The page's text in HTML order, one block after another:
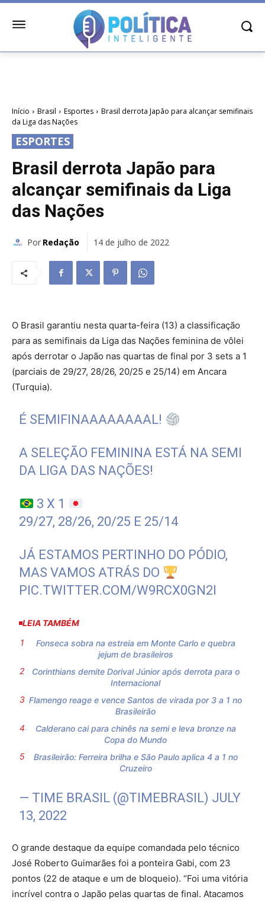
Início Brasil Esportes
Brasil derrota Japão para alcançar semifinais
da Liga das Nações
ESPORTES
Brasil derrota Japão para
alcançar semifinais da Liga
das Nações
Por Redação 14 de julho de 2022
O Brasil garantiu nesta quarta-feira (13) a classificação
para as semifinais da Liga das Nações feminina de vôlei
após derrotar o Japão nas quartas de final por 3 sets a 1
(parciais de 29/27, 28/26, 20/25 e 25/14) em Ancara
(Turquia).
É SEMIFINAAAAAAAAL!
A SELEÇÃO FEMININA ESTÁ NA SEMI
DA LIGA DAS NAÇÕES!
3 X 1
29/27, 28/26, 20/25 E 25/14
JÁ ESTAMOS PERTINHO DO PÓDIO,
MAS VAMOS ATRÁS DO
PIC.TWITTER.COM/W9RCX0GN2I
LEIA TAMBÉM
Fonseca sobra na estreia em Monte Carlo e quebra
jejum de brasileiros
Corinthians demite Dorival Júnior após derrota para o
Internacional
Flamengo reage e vence Santos de virada por 3 a 1 no
Brasileirão
Calderano cai para chinês na semi e leva bronze na
Copa do Mundo
Brasileirão: Ferreira brilha e São Paulo aplica 4 a 1 no
Cruzeiro
— TIME BRASIL (@TIMEBRASIL) JULY
13, 2022
O grande destaque da equipe comandada pelo técnico
José Roberto Guimarães foi a ponteira Gabi, com 23
pontos (22 de ataque e um de bloqueio). “Foi uma vitória
incrível contra o Japão pelas quartas de final. Atacamos